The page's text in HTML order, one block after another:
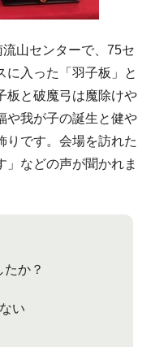
山センターで、75セ
に入った「羽子板」と
板と破魔弓は魔除けや
や我が子の誕生と健や
りです。会場を訪れた
」などの声が聞かれま
か？
い